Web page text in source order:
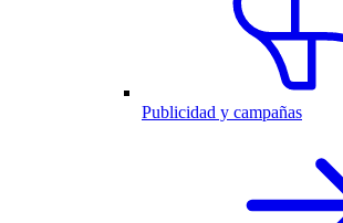
Publicidad y campañas